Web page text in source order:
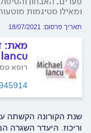
ומאילו סטיגמות
תאריך פרסום: 18/07/2021
מאת:
Iancu
רופא
שנת הקורונה הקשתה
וריכוז. היעדר השגרה